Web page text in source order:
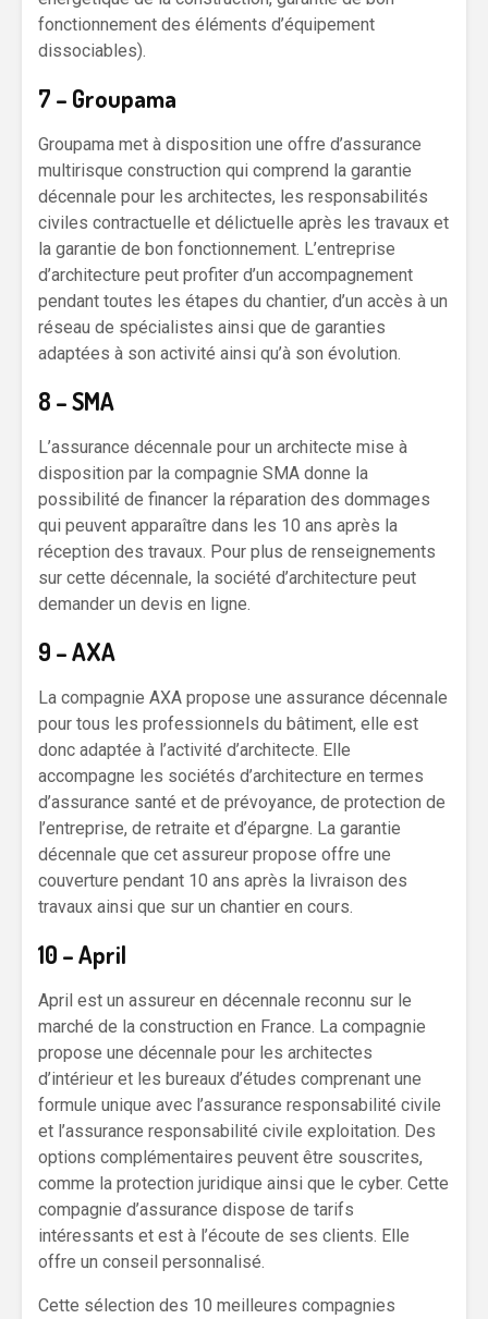
fonctionnement des éléments d’équipement
dissociables).
7 – Groupama
Groupama met à disposition une offre d’assurance
multirisque construction qui comprend la garantie
décennale pour les architectes, les responsabilités
civiles contractuelle et délictuelle après les travaux et
la garantie de bon fonctionnement. L’entreprise
d’architecture peut profiter d’un accompagnement
pendant toutes les étapes du chantier, d’un accès à un
réseau de spécialistes ainsi que de garanties
adaptées à son activité ainsi qu’à son évolution.
8 – SMA
L’assurance décennale pour un architecte mise à
disposition par la compagnie SMA donne la
possibilité de financer la réparation des dommages
qui peuvent apparaître dans les 10 ans après la
réception des travaux. Pour plus de renseignements
sur cette décennale, la société d’architecture peut
demander un devis en ligne.
9 – AXA
La compagnie AXA propose une assurance décennale
pour tous les professionnels du bâtiment, elle est
donc adaptée à l’activité d’architecte. Elle
accompagne les sociétés d’architecture en termes
d’assurance santé et de prévoyance, de protection de
l’entreprise, de retraite et d’épargne. La garantie
décennale que cet assureur propose offre une
couverture pendant 10 ans après la livraison des
travaux ainsi que sur un chantier en cours.
10 – April
April est un assureur en décennale reconnu sur le
marché de la construction en France. La compagnie
propose une décennale pour les architectes
d’intérieur et les bureaux d’études comprenant une
formule unique avec l’assurance responsabilité civile
et l’assurance responsabilité civile exploitation. Des
options complémentaires peuvent être souscrites,
comme la protection juridique ainsi que le cyber. Cette
compagnie d’assurance dispose de tarifs
intéressants et est à l’écoute de ses clients. Elle
offre un conseil personnalisé.
Cette sélection des 10 meilleures compagnies